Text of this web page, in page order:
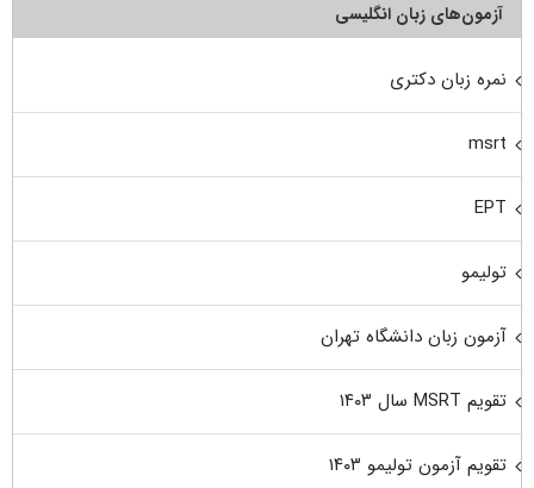
آزمون‌های زبان انگلیسی
نمره زبان دکتری
msrt
EPT
تولیمو
آزمون زبان دانشگاه تهران
تقویم MSRT سال ۱۴۰۳
تقویم آزمون تولیمو ۱۴۰۳